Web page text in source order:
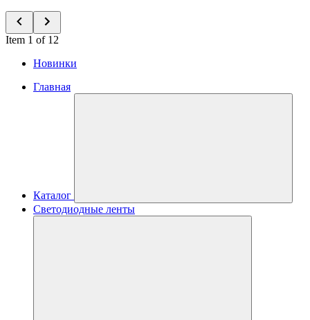
Item 1 of 12
Новинки
Главная
Каталог
Светодиодные ленты